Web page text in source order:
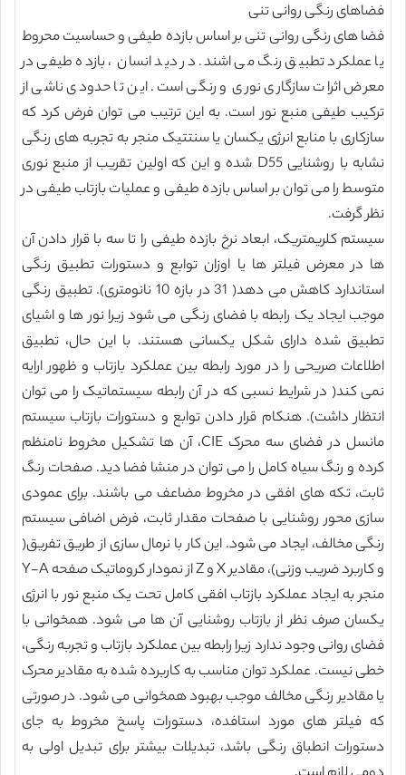
فضاهای رنگی روانی تنی
فضا های رنگی روانی تنی بر اساس بازده طیفی و حساسیت محروط
یا عملکرد تطبیق رنگ می اشند. در دید انسان ، بازده طیفی در
معرض اثرات سازگاری نوری و رنگی است. این تا حدودی ناشی از
ترکیب طیفی منبع نور است. به این ترتیب می توان فرض کرد که
سازکاری با منابع انرژی یکسان یا سنتتیک منجر به تجربه های رنگی
نشابه با روشنایی D55 شده و این که اولین تقریب از منبع نوری
متوسط را می توان بر اساس بازده طیفی و عملیات بازتاب طیفی در
نظر گرفت.
سیستم کلریمتریک، ابعاد نرخ بازده طیفی را تا سه با قرار دادن آن
ها در معرض فیلتر ها یا اوزان توابع و دستورات تطبیق رنگی
استاندارد کاهش می دهد( 31 در بازه 10 نانومتری). تطبیق رنگی
موجب ایجاد یک رابطه با فضای رنگی می شود زیرا نور ها و اشیای
تطبیق شده دارای شکل یکسانی هستند. با این حال، تطبیق
اطلاعات صریحی را در مورد رابطه بین عملکرد بازتاب و ظهور ارایه
نمی کند( در شرایط نسبی که در آن رابطه سیستماتیک را می توان
انتظار داشت). هنکام قرار دادن توابع و دستورات بازتاب سیستم
مانسل در فضای سه محرک CIE، آن ها تشکیل مخروط نامنظم
کرده و رنگ سیاه کامل را می توان در منشا فضا دید. صفحات رنگ
ثابت، تکه های افقی در مخروط مضاعف می باشند. برای عمودی
سازی محور روشنایی با صفحات مقدار ثابت، فرض اضافی سیستم
رنگی مخالف، ایجاد می شود. این کار با نرمال سازی از طریق تفریق(
و کاربرد ضریب وزنی)، مقادیر X و Z از نمودار کروماتیک صفحه Y-A
منجر به ایجاد عملکرد بازتاب افقی کامل تحت یک منبع نور با انرژی
یکسان صرف نظر از بازتاب روشنایی آن ها می شود. همخوانی با
فضای روانی وجود ندارد زیرا رابطه بین عملکرد بازتاب و تجربه رنگی،
خطی نیست. عملکرد توان مناسب به کاربرده شده به مقادیر محرک
یا مقادیر رنگی مخالف موجب بهبود همخوانی می شود. در صورتی
که فیلتر های مورد استافده، دستورات پاسخ مخروط به جای
دستورات انطباق رنگی باشد، تبدیلات بیشتر برای تبدیل اولی به